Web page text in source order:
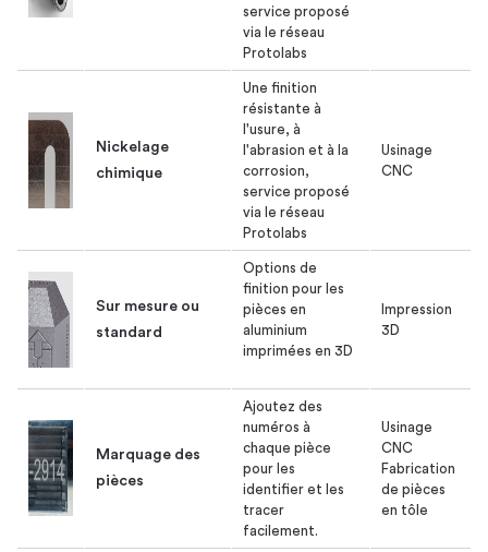
service proposé
via le réseau
Protolabs
Nickelage
chimique
Une finition
résistante à
l'usure, à
l'abrasion et à la
corrosion,
service proposé
via le réseau
Protolabs
Usinage
CNC
Sur mesure ou
standard
Options de
finition pour les
pièces en
aluminium
imprimées en 3D
Impression
3D
Marquage des
pièces
Ajoutez des
numéros à
chaque pièce
pour les
identifier et les
tracer
facilement.
Usinage
CNC
Fabrication
de pièces
en tôle